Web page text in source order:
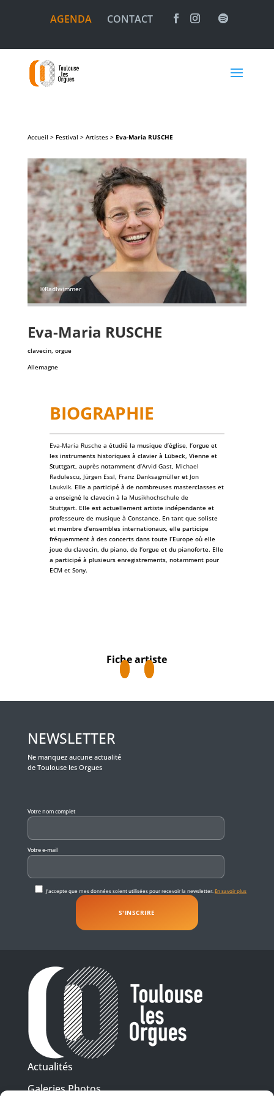
AGENDA CONTACT
Accueil > Festival > Artistes > Eva-Maria RUSCHE
©Radlwimmer
Eva-Maria RUSCHE
clavecin, orgue
Allemagne
BIOGRAPHIE
Eva-Maria Rusche a étudié la musique d’église, l’orgue et
les instruments historiques à clavier à Lübeck, Vienne et
Stuttgart, auprès notamment d’Arvid Gast, Michael
Radulescu, Jürgen Essl Franz Danksagmülleret Jon
Laukvik. Elle a participé à de nombreuses masterclasses et
a enseigné le clavecin à la Musikhochschule de
Stuttgart. Elle est actuellement artiste indépendante et
professeure de musique à Constance. En tant que soliste
et membre d’ensembles internationaux, elle participe
fréquemment à des concerts dans toute l’Europe où elle
joue du clavecin, du piano, de l’orgue et du pianoforte. Elle
a participé à plusieurs enregistrements, notamment pour
ECM et Sony.
Fiche artiste
NEWSLETTER
Ne manquez aucune actualité
de Toulouse les Orgues
Votre nom complet
Votre e-mail
J'accepte que mes données soient utilisées pour recevoir la newsletter.En savoir plus
Actualités
Galeries Photos